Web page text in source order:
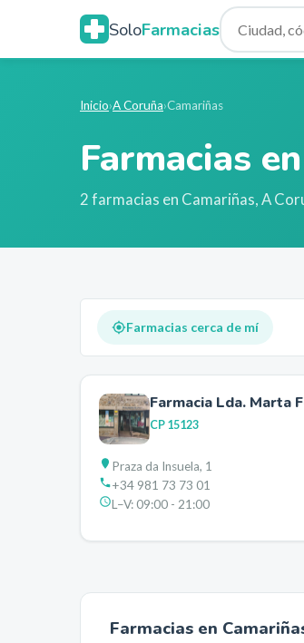
SoloFarmacias
Inicio›A Coruña›Camariñas
Farmacias en
2farmacias en Camariñas,A
Farmacias cerca de mí
Farmacia Lda. Marta
CP 15123
Praza da Insuela, 1
+34 981 73 73 01
L–V:09:00 - 21:00
Farmacias en